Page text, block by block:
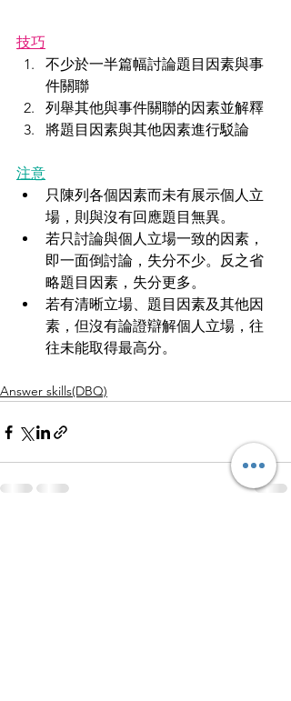
技巧
不少於一半篇幅討論題目因素與事
件關聯
列舉其他與事件關聯的因素並解釋
將題目因素與其他因素進行駁論
注意
只陳列各個因素而未有展示個人立
場，則與沒有回應題目無異。
若只討論與個人立場一致的因素，
即一面倒討論，失分不少。反之省
略題目因素，失分更多。
若有清晰立場、題目因素及其他因
素，但沒有論證辯解個人立場，往
往未能取得最高分。
Answer skills(DBQ)